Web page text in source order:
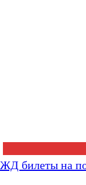
ЖД билеты на